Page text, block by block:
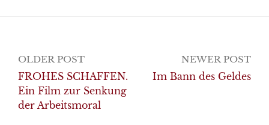
Post
navigation
OLDER POST
FROHES SCHAFFEN.
Ein Film zur Senkung
der Arbeitsmoral
NEWER POST
Im Bann des Geldes